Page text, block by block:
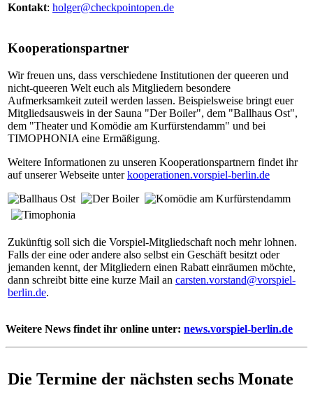
Kontakt: holger@checkpointopen.de
Kooperationspartner
Wir freuen uns, dass verschiedene Institutionen der queeren und
nicht-queeren Welt euch als Mitgliedern besondere
Aufmerksamkeit zuteil werden lassen. Beispielsweise bringt euer
Mitgliedsausweis in der Sauna "Der Boiler", dem "Ballhaus Ost",
dem "Theater und Komödie am Kurfürstendamm" und bei
TIMOPHONIA eine Ermäßigung.
Weitere Informationen zu unseren Kooperationspartnern findet ihr
auf unserer Webseite unterkooperationen.vorspiel-berlin.de
Zukünftig soll sich die Vorspiel-Mitgliedschaft noch mehr lohnen.
Falls der eine oder andere also selbst ein Geschäft besitzt oder
jemanden kennt, der Mitgliedern einen Rabatt einräumen möchte,
dann schreibt bitte eine kurze Mail an carsten.vorstand@vorspiel-
berlin.de.
Weitere News findet ihr online unter: news.vorspiel-berlin.de
Die Termine der nächsten sechs Monate